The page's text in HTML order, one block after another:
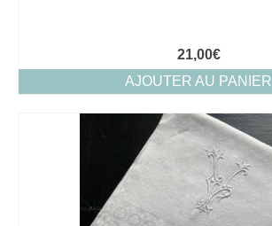
21,00€
AJOUTER AU PANIER